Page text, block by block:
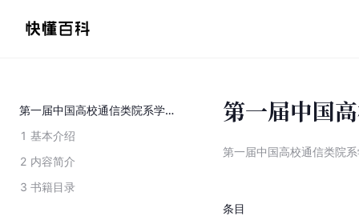
第一届中国高校通信类院系学术研讨会论文集
1 基本介绍
2 内容简介
3 书籍目录
第一届中国
第一届中国高校通信类院
条目